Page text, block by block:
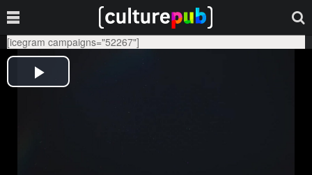
[icegram campaigns="52267"]